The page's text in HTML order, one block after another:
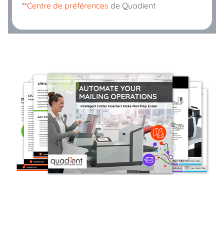
**Centre de préférences de Quadient